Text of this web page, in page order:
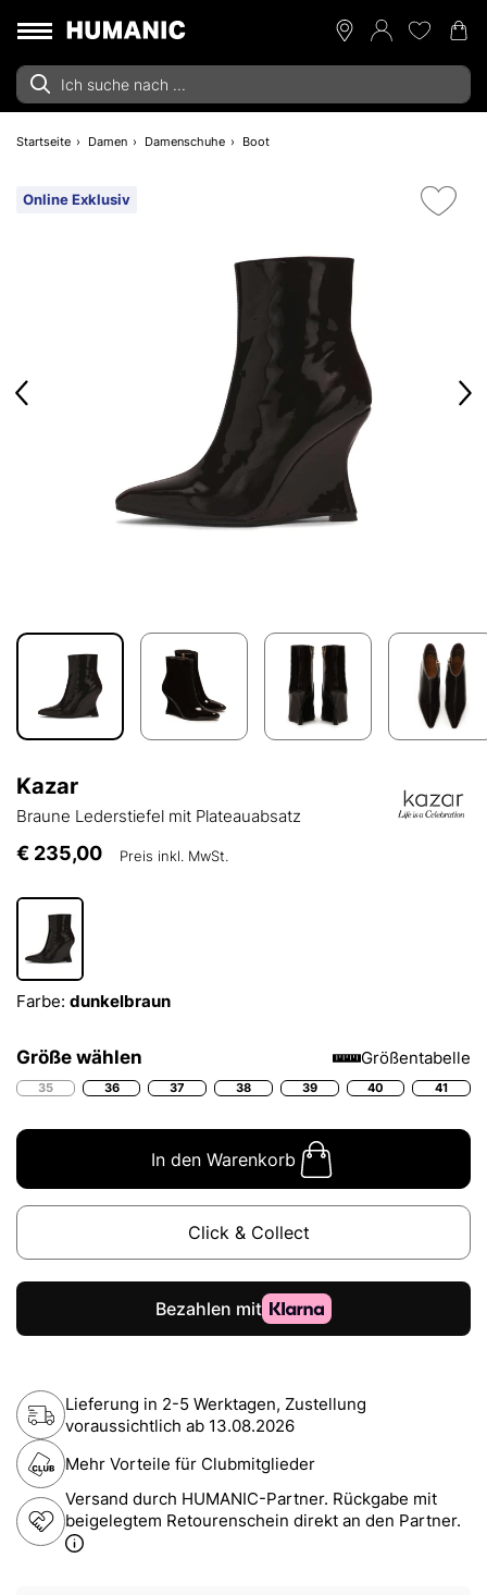
Startseite Damen Damenschuhe Boot
Online Exklusiv
Kazar
Braune Lederstiefel mit Plateauabsatz
€ 235,00 Preis inkl. MwSt.
Farbe: dunkelbraun
Größe wählen Größentabelle
35 36 37 38 39 40 41
In den Warenkorb
Click & Collect
Lieferung in 2-5 Werktagen, Zustellung
voraussichtlich ab 13.08.2026
Mehr Vorteile für Clubmitglieder
Versand durch HUMANIC-Partner. Rückgabe mit
beigelegtem Retourenschein direkt an den Partner.